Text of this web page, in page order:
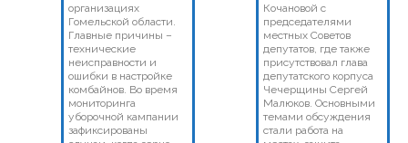
организациях
Гомельской области.
Главные причины –
технические
неисправности и
ошибки в настройке
комбайнов. Во время
мониторинга
уборочной кампании
зафиксированы
Кочановой с
председателями
местных Советов
депутатов, где также
присутствовал глава
депутатского корпуса
Чечерщины Сергей
Малюков. Основными
темами обсуждения
стали работа на